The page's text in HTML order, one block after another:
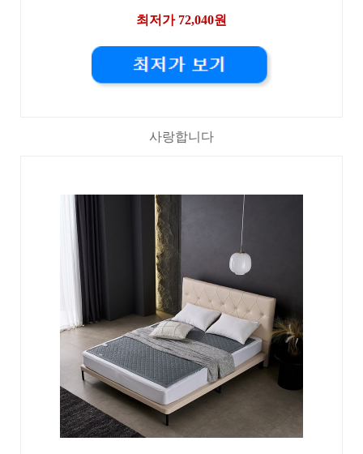
최저가 72,040원
사랑합니다